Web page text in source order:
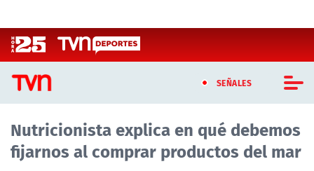
SEÑALES
CASTING MASTERCHEF CHILE
CASTING TVN VERTICAL
Nutricionista explica en qué debemos
fijarnos al comprar productos del mar